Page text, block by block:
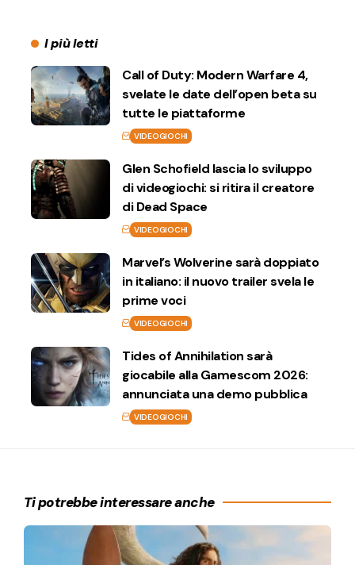
I più letti
Call of Duty: Modern Warfare 4,
svelate le date dell’open beta su
tutte le piattaforme
VIDEOGIOCHI
Glen Schofield lascia lo sviluppo
di videogiochi: si ritira il creatore
di Dead Space
VIDEOGIOCHI
Marvel’s Wolverine sarà doppiato
in italiano: il nuovo trailer svela le
prime voci
VIDEOGIOCHI
Tides of Annihilation sarà
giocabile alla Gamescom 2026:
annunciata una demo pubblica
VIDEOGIOCHI
Ti potrebbe interessare anche